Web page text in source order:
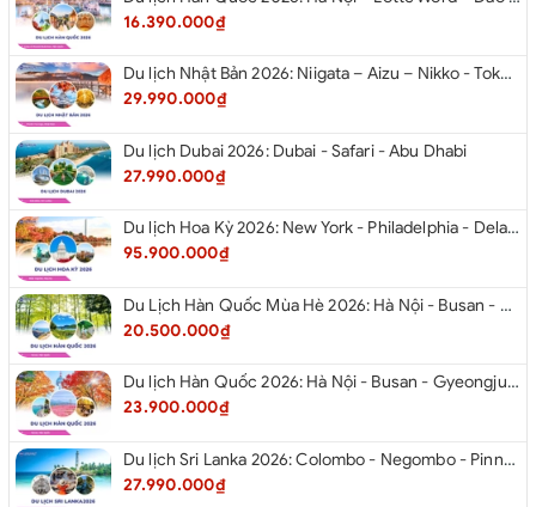
16.390.000₫
Du lịch Nhật Bản 2026: Niigata – Aizu – Nikko - Tokyo – Niigata từ Hà Nội
29.990.000₫
Du lịch Dubai 2026: Dubai - Safari - Abu Dhabi
27.990.000₫
Du lịch Hoa Kỳ 2026: New York - Philadelphia - Delaware - Washington D.C. - Las Vegas - Red Rock Canyon - Quận Cam - Santa Monica - Hollywood - San Diego - Los Angeles.
95.900.000₫
Du Lịch Hàn Quốc Mùa Hè 2026: Hà Nội - Busan - Gyeongju - Seoul - Đảo Nami - Tàu Điện Ven Biển Haeundae - Cầu Kính Oryukdo - Làng Văn Hóa Huinnyeoul
20.500.000₫
Du lịch Hàn Quốc 2026: Hà Nội - Busan - Gyeongju - Seoul - Đảo Nami - Tàu Điện Ven Biển Haeundae - Cỏ Hồng Muhly - Làng Văn Hóa Huinnyeoul
23.900.000₫
Du lịch Sri Lanka 2026: Colombo - Negombo - Pinnawala - Kandy - Kalutara - Nuwara - Eliya
27.990.000₫